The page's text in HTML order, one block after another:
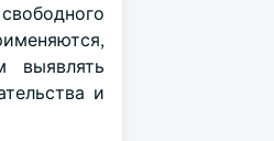
выявлять
и